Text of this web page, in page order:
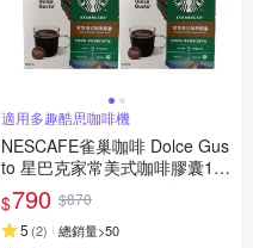
適用多趣酷思咖啡機
NESCAFE雀巢咖啡 Dolce Gus
to 星巴克家常美式咖啡膠囊12
顆x3盒
$790 $870
5 (2) 總銷量>50